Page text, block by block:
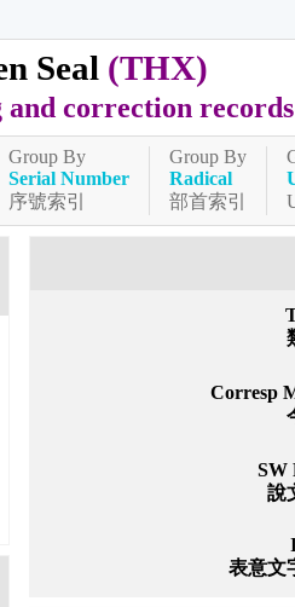
Seal (THX)
and correction records
Group By
Serial Number
序號索引
Group By
Radical
部首索引
Corresp
SW
說
表意文